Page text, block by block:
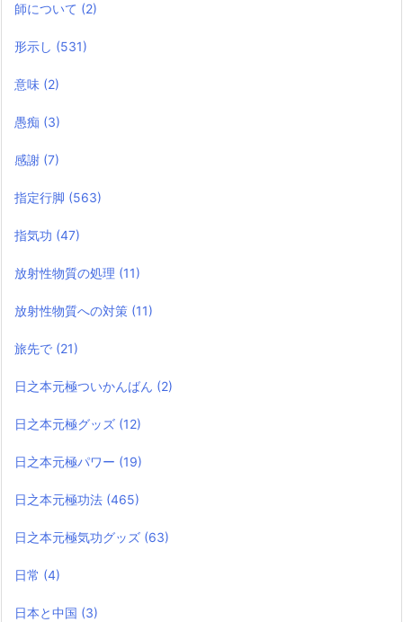
師について (2)
形示し (531)
意味 (2)
愚痴 (3)
感謝 (7)
指定行脚 (563)
指気功 (47)
放射性物質の処理 (11)
放射性物質への対策 (11)
旅先で (21)
日之本元極ついかんばん (2)
日之本元極グッズ (12)
日之本元極パワー (19)
日之本元極功法 (465)
日之本元極気功グッズ (63)
日常 (4)
日本と中国 (3)